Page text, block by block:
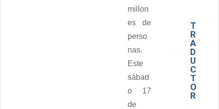
millon
es de
perso
nas.
Este
sábad
o 17
de
T
R
A
D
U
C
T
O
R